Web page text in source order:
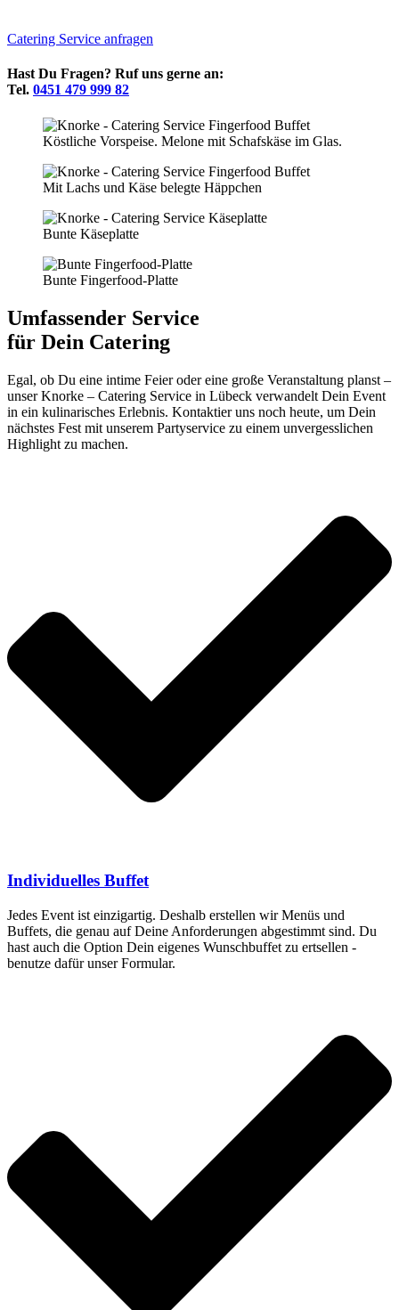
Catering Service anfragen
Hast Du Fragen? Ruf uns gerne an:
Tel. 0451 479 999 82
Köstliche Vorspeise. Melone mit Schafskäse im Glas.
Mit Lachs und Käse belegte Häppchen
Bunte Käseplatte
Bunte Fingerfood-Platte
Umfassender Service
für Dein Catering
Egal, ob Du eine intime Feier oder eine große Veranstaltung planst –
unser Knorke – Catering Service in Lübeck verwandelt Dein Event
in ein kulinarisches Erlebnis. Kontaktier uns noch heute, um Dein
nächstes Fest mit unserem Partyservice zu einem unvergesslichen
Highlight zu machen.
Individuelles Buffet
Jedes Event ist einzigartig. Deshalb erstellen wir Menüs und
Buffets, die genau auf Deine Anforderungen abgestimmt sind. Du
hast auch die Option Dein eigenes Wunschbuffet zu ertsellen -
benutze dafür unser Formular.